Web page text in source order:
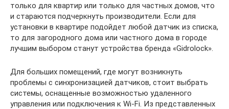
только для квартир или только для частных домов, что
и стараются подчеркнуть производители. Если для
установки в квартире подойдет любой датчик из списка,
то для загородного дома или частного дома в городе
лучшим выбором станут устройства бренда «Gidrolock».
Для больших помещений, где могут возникнуть
проблемы с синхронизацией датчиков, стоит выбрать
системы, оснащенные возможностью удаленного
управления или подключения к Wi-Fi. Из представленных